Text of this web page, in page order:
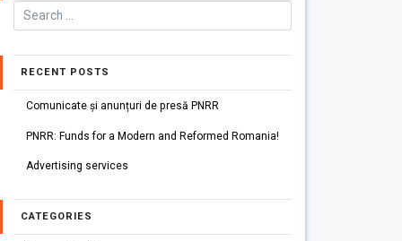
RECENT POSTS
Comunicate și anunțuri de presă PNRR
PNRR: Funds for a Modern and Reformed Romania!
Advertising services
CATEGORIES